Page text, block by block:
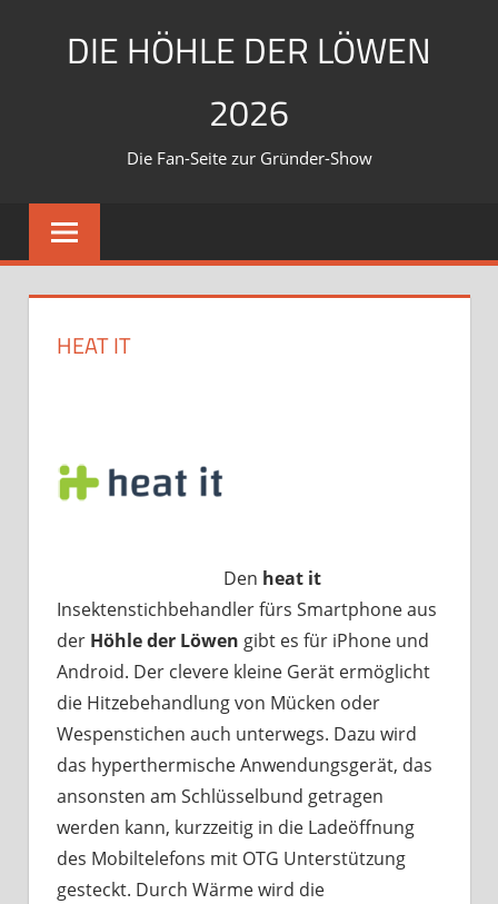
DIE HÖHLE DER LÖWEN
2026
Die Fan-Seite zur Gründer-Show
HEAT IT
Den heat it
Insektenstichbehandler fürs Smartphone aus
der Höhle der Löwen gibt es für iPhone und
Android. Der clevere kleine Gerät ermöglicht
die Hitzebehandlung von Mücken oder
Wespenstichen auch unterwegs. Dazu wird
das hyperthermische Anwendungsgerät, das
ansonsten am Schlüsselbund getragen
werden kann, kurzzeitig in die Ladeöffnung
des Mobiltelefons mit OTG Unterstützung
gesteckt. Durch Wärme wird die